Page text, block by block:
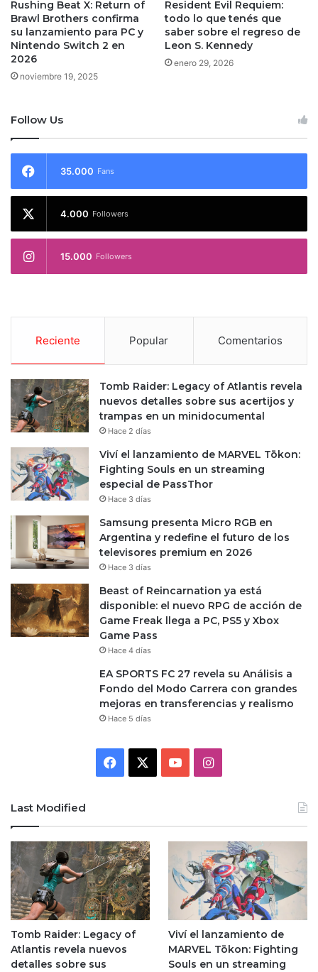
Rushing Beat X: Return of
Brawl Brothers confirma
su lanzamiento para PC y
Nintendo Switch 2 en
2026
noviembre 19, 2025
Resident Evil Requiem:
todo lo que tenés que
saber sobre el regreso de
Leon S. Kennedy
enero 29, 2026
Follow Us
35.000 Fans
4.000 Followers
15.000 Followers
Reciente Popular Comentarios
Tomb Raider: Legacy of Atlantis revela
nuevos detalles sobre sus acertijos y
trampas en un minidocumental
Hace 2 días
Viví el lanzamiento de MARVEL Tōkon:
Fighting Souls en un streaming
especial de PassThor
Hace 3 días
Samsung presenta Micro RGB en
Argentina y redefine el futuro de los
televisores premium en 2026
Hace 3 días
Beast of Reincarnation ya está
disponible: el nuevo RPG de acción de
Game Freak llega a PC, PS5 y Xbox
Game Pass
Hace 4 días
EA SPORTS FC 27 revela su Análisis a
Fondo del Modo Carrera con grandes
mejoras en transferencias y realismo
Hace 5 días
Facebook YouTubeInstagram
Last Modified
Tomb Raider: Legacy of
Atlantis revela nuevos
detalles sobre sus
Viví el lanzamiento de
MARVEL Tōkon: Fighting
Souls en un streaming